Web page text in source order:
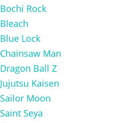
Bochi Rock
Bleach
Blue Lock
Chainsaw Man
Dragon Ball Z
Jujutsu Kaisen
Sailor Moon
Saint Seya